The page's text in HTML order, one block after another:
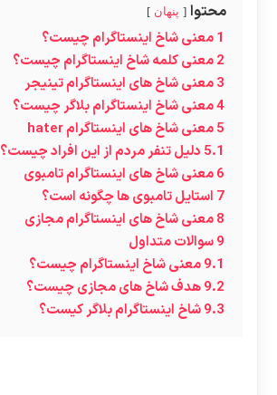
محتوا پنهان
1معنی شاخ اینستاگرام چیست؟
2معنی کلمه شاخ اینستاگرام چیست؟
3معنی شاخ های اینستاگرام تینیجر
4معنی شاخ اینستاگرام بلاگر چیست؟
5معنی شاخ های اینستاگرام hater
5.1 دلیل تنفر مردم از این افراد چیست؟
6معنی شاخ های اینستاگرام تامبوی
7 استایل تامبوی ها چگونه است؟
8معنی شاخ های اینستاگرام مجازی
9سوالات متداول
9.1معنی شاخ اینستاگرام چیست؟
9.2هدف شاخ های مجازی چیست؟
9.3شاخ اینستاگرام بلاگر کیست؟